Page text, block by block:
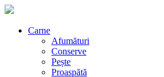
Carne
Afumături
Conserve
Pește
Proaspătă